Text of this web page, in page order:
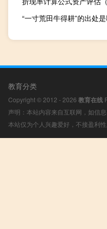
“一寸荒田牛得耕”的出处
教育分类
Copyright © 2012 - 2026 教育在线
声明：本站内容来自互联网，如信
本站仅为个人兴趣爱好，不接盈利